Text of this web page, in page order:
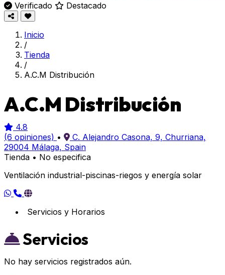
Verificado Destacado
Inicio
/
Tienda
/
A.C.M Distribución
A.C.M Distribución
4.8
(6 opiniones) •
C. Alejandro Casona, 9, Churriana,
29004 Málaga, Spain
Tienda • No especifica
Ventilación industrial-piscinas-riegos y energía solar
Servicios y Horarios
Servicios
No hay servicios registrados aún.